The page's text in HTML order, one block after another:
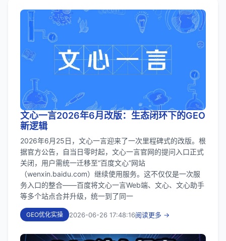
文心一言2026年6月改版：生态闭环下的GEO
新逻辑
2026年6月25日，文心一言迎来了一次里程碑式的改版。根
据官方公告，自当日零时起，文心一言官网的提问入口正式
关闭，用户需统一迁移至“百度文心”网站
（wenxin.baidu.com）继续使用服务。这不仅仅是一次服
务入口的整合——百度将文心一言Web端、文心、文心助手
等多个站点合并升级，统一到了同一
GEO优化实操 2026-06-26 17:48:16阅读更多 →